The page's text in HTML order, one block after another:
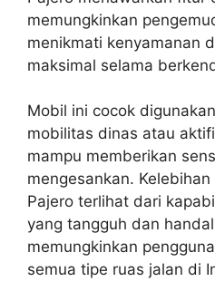
memungkinkan
menikmati kenyamanan
maksimal selama
Mobil ini cocok
mobilitas dinas atau
mampu memberikan
mengesankan.
Pajero terlihat dari
yang tangguh dan
memungkinkan
semua tipe ruas jalan di